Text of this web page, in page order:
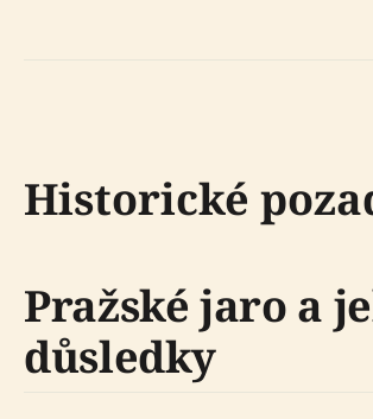
Historické
Pražské jaro a
důsledky